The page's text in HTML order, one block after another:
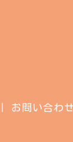
お問い合わせ